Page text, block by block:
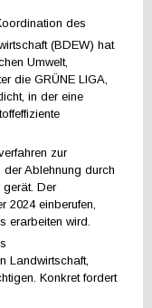
des
(BDEW) hat
Umwelt,
die GRÜNE LIGA,
in der eine
zur
Ablehnung durch
gerät. Der
2024 einberufen,
erarbeiten wird.
Landwirtschaft,
Konkret fordert